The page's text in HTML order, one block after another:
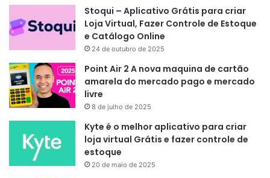
Stoqui – Aplicativo Grátis para criar
Loja Virtual, Fazer Controle de Estoque
e Catálogo Online
24 de outubro de 2025
Point Air 2 A nova maquina de cartão
amarela do mercado pago e mercado
livre
8 de julho de 2025
Kyte é o melhor aplicativo para criar
loja virtual Grátis e fazer controle de
estoque
20 de maio de 2025